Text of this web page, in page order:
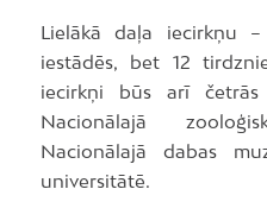
Lielākā daļa iecirkņu –
iestādēs, bet 12
iecirkņi būs arī četrās
Nacionālajā
Nacionālajā dabas
universitātē.